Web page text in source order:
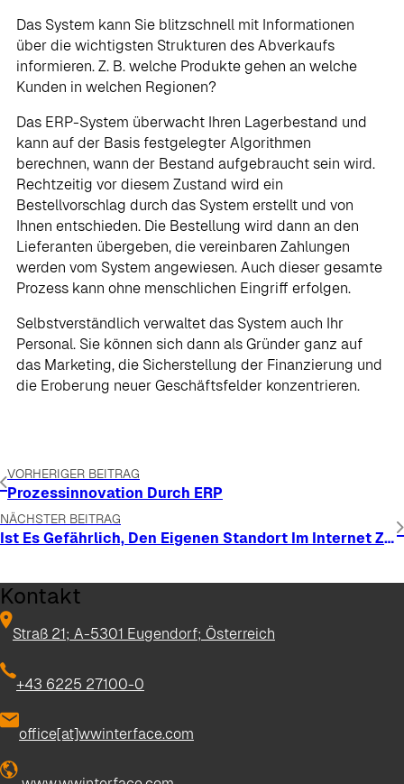
Das System kann Sie blitzschnell mit Informationen
über die wichtigsten Strukturen des Abverkaufs
informieren. Z. B. welche Produkte gehen an welche
Kunden in welchen Regionen?
Das ERP-System überwacht Ihren Lagerbestand und
kann auf der Basis festgelegter Algorithmen
berechnen, wann der Bestand aufgebraucht sein wird.
Rechtzeitig vor diesem Zustand wird ein
Bestellvorschlag durch das System erstellt und von
Ihnen entschieden. Die Bestellung wird dann an den
Lieferanten übergeben, die vereinbaren Zahlungen
werden vom System angewiesen. Auch dieser gesamte
Prozess kann ohne menschlichen Eingriff erfolgen.
Selbstverständlich verwaltet das System auch Ihr
Personal. Sie können sich dann als Gründer ganz auf
das Marketing, die Sicherstellung der Finanzierung und
die Eroberung neuer Geschäftsfelder konzentrieren.
VORHERIGER BEITRAG
Prozessinnovation Durch ERP
NÄCHSTER BEITRAG
Ist Es Gefährlich, Den Eigenen Standort Im Internet Zu Veröffentlichen?
Kontakt
Straß 21; A-5301 Eugendorf; Österreich
+43 6225 27100-0
office[at]wwinterface.com